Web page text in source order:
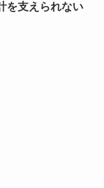
を支えられない